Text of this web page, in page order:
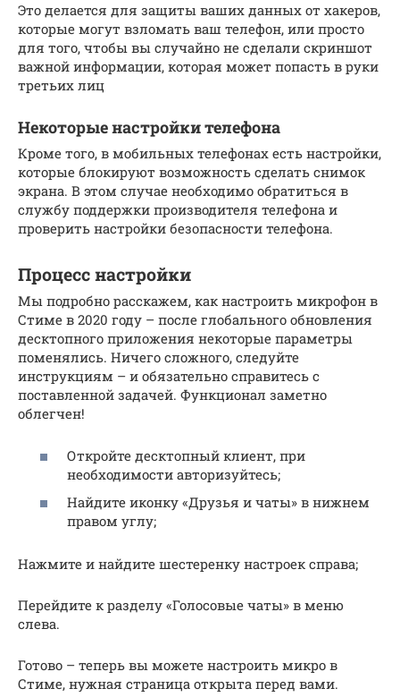
Это делается для защиты ваших данных от хакеров,
которые могут взломать ваш телефон, или просто
для того, чтобы вы случайно не сделали скриншот
важной информации, которая может попасть в руки
третьих лиц
Некоторые настройки телефона
Кроме того, в мобильных телефонах есть настройки,
которые блокируют возможность сделать снимок
экрана. В этом случае необходимо обратиться в
службу поддержки производителя телефона и
проверить настройки безопасности телефона.
Процесс настройки
Мы подробно расскажем, как настроить микрофон в
Стиме в 2020 году – после глобального обновления
десктопного приложения некоторые параметры
поменялись. Ничего сложного, следуйте
инструкциям – и обязательно справитесь с
поставленной задачей. Функционал заметно
облегчен!
Откройте десктопный клиент, при
необходимости авторизуйтесь;
Найдите иконку «Друзья и чаты» в нижнем
правом углу;
Нажмите и найдите шестеренку настроек справа;
Перейдите к разделу «Голосовые чаты» в меню
слева.
Готово – теперь вы можете настроить микро в
Стиме, нужная страница открыта перед вами.